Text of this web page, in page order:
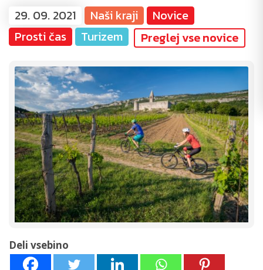
29. 09. 2021 Naši kraji
Novice
Prosti čas
Turizem Preglej vse novice
Deli vsebino